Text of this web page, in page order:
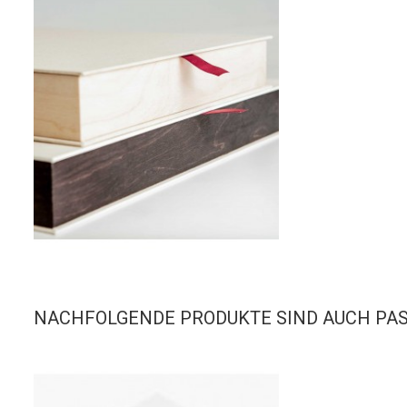
NACHFOLGENDE PRODUKTE SIND AUCH